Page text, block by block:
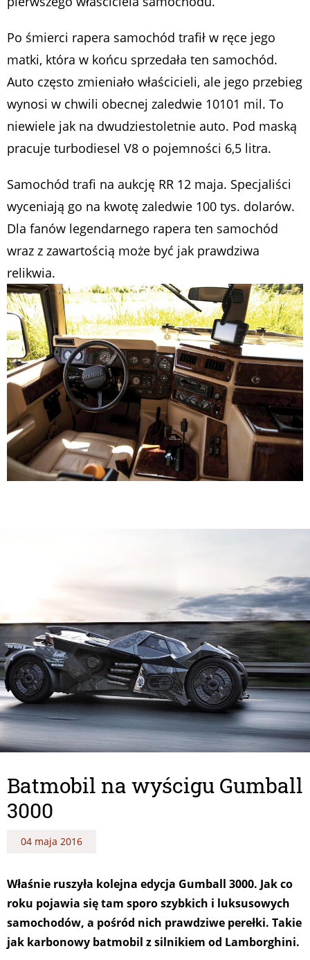
Po śmierci rapera samochód trafił w ręce jego
matki, która w końcu sprzedała ten samochód.
Auto często zmieniało właścicieli, ale jego przebieg
wynosi w chwili obecnej zaledwie 10101 mil. To
niewiele jak na dwudziestoletnie auto. Pod maską
pracuje turbodiesel V8 o pojemności 6,5 litra.
Samochód trafi na aukcję RR 12 maja. Specjaliści
wyceniają go na kwotę zaledwie 100 tys. dolarów.
Dla fanów legendarnego rapera ten samochód
wraz z zawartością może być jak prawdziwa
relikwia.
Batmobil na wyścigu Gumball
3000
04 maja 2016
Właśnie ruszyła kolejna edycja Gumball 3000. Jak co
roku pojawia się tam sporo szybkich i luksusowych
samochodów, a pośród nich prawdziwe perełki. Takie
jak karbonowy batmobil z silnikiem od Lamborghini.